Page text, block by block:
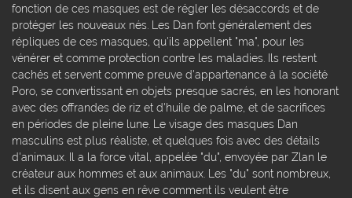
fonction de ces masques est de régler les désaccords et de
protéger les nouveaux nés. Les Dan font généralement des
répliques de ces masques, qu'ils appellent "ma", pour les
vénérer et comme protection contre les maladies. Ils restent
cachés et servent comme preuve d'appartenance à la société
Poro, se convertissant en objets presque sacrés, en les honorant
avec des offrandes de riz et d'huile de palme, et de sacrifices
en périodes de pleine lune. Le visage des masques Dan
masculins est plus réaliste, et quelques fois avec des détails
d'animaux. Il a la force vital, appelée "du", envoyée par Zlan le
créateur aux hommes et aux animaux. Les "du" sont nombreux,
et ils disent aux gens en rêve comment ils veulent être